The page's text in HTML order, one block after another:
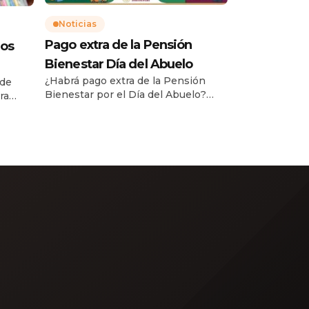
Noticias
Pago extra de la Pensión
Bienestar Día del Abuelo
¿Habrá pago extra de la Pensión
Bienestar por el Día del Abuelo?
—, miles de beneficiarios de los